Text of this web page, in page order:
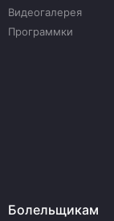
Видеогалерея
Программки
Болельщикам